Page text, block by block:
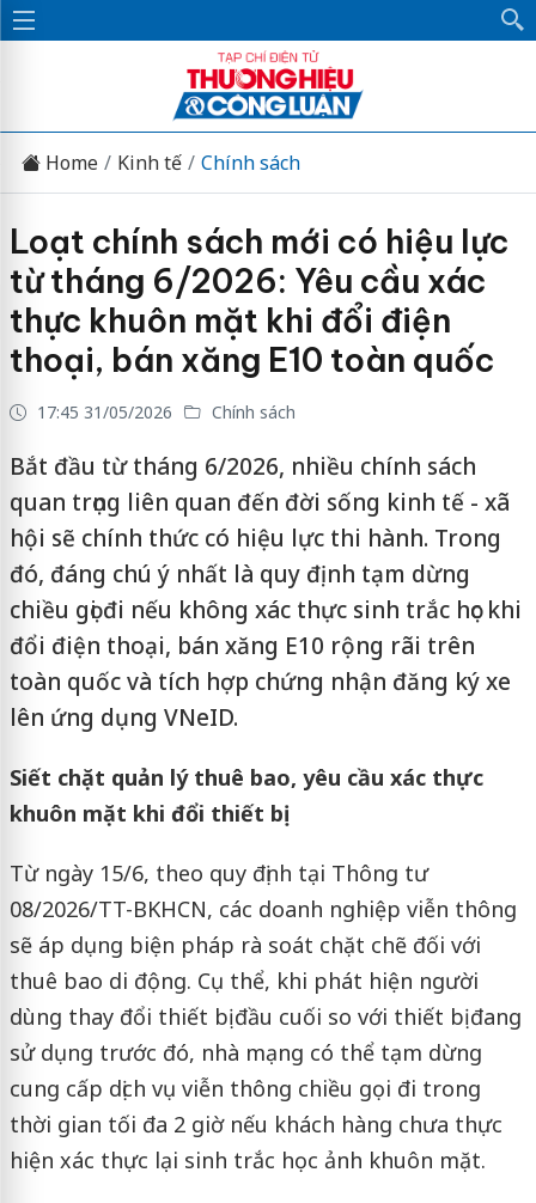
Home Kinh tế Chính sách
Loạt chính sách mới có hiệu lực
từ tháng 6/2026: Yêu cầu xác
thực khuôn mặt khi đổi điện
thoại, bán xăng E10 toàn quốc
17:45 31/05/2026 Chính sách
Bắt đầu từ tháng 6/2026, nhiều chính sách
quan trọng liên quan đến đời sống kinh tế - xã
hội sẽ chính thức có hiệu lực thi hành. Trong
đó, đáng chú ý nhất là quy định tạm dừng
chiều gọi đi nếu không xác thực sinh trắc học khi
đổi điện thoại, bán xăng E10 rộng rãi trên
toàn quốc và tích hợp chứng nhận đăng ký xe
lên ứng dụng VNeID.
Siết chặt quản lý thuê bao, yêu cầu xác thực
khuôn mặt khi đổi thiết bị
Từ ngày 15/6, theo quy định tại Thông tư
08/2026/TT-BKHCN, các doanh nghiệp viễn thông
sẽ áp dụng biện pháp rà soát chặt chẽ đối với
thuê bao di động. Cụ thể, khi phát hiện người
dùng thay đổi thiết bị đầu cuối so với thiết bị đang
sử dụng trước đó, nhà mạng có thể tạm dừng
cung cấp dịch vụ viễn thông chiều gọi đi trong
thời gian tối đa 2 giờ nếu khách hàng chưa thực
hiện xác thực lại sinh trắc học ảnh khuôn mặt.